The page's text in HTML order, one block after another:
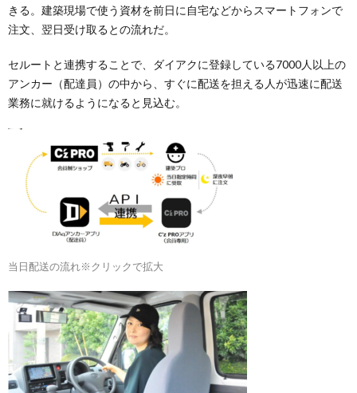
きる。建築現場で使う資材を前日に自宅などからスマートフォンで
注文、翌日受け取るとの流れだ。
セルートと連携することで、ダイアクに登録している7000人以上の
アンカー（配達員）の中から、すぐに配送を担える人が迅速に配送
業務に就けるようになると見込む。
当日配送の流れ※クリックで拡大